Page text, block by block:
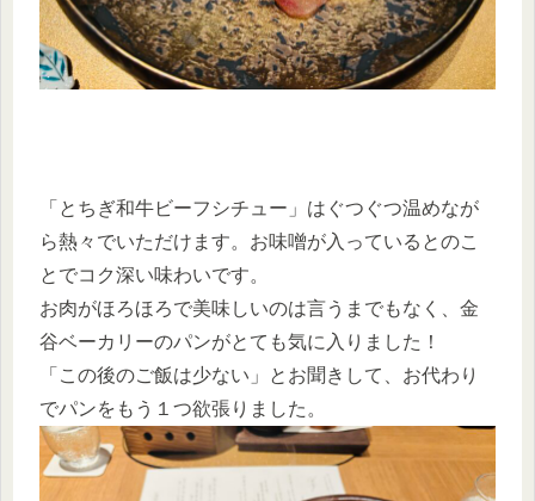
「とちぎ和牛ビーフシチュー」はぐつぐつ温めなが
ら熱々でいただけます。お味噌が入っているとのこ
とでコク深い味わいです。
お肉がほろほろで美味しいのは言うまでもなく、金
谷ベーカリーのパンがとても気に入りました！
「この後のご飯は少ない」とお聞きして、お代わり
でパンをもう１つ欲張りました。